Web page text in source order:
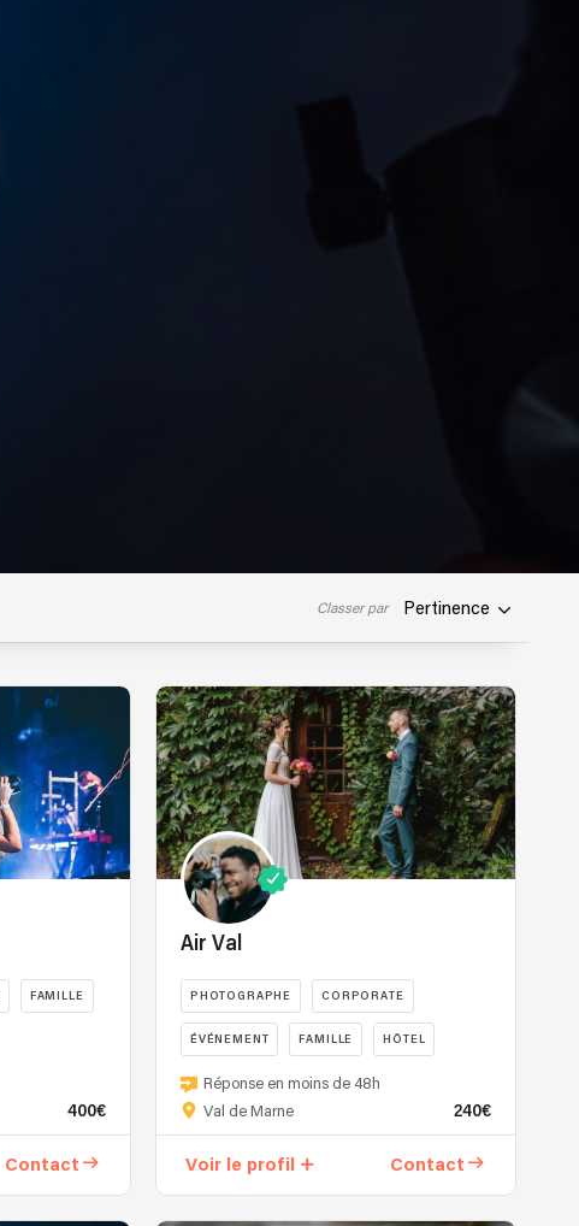
Classer par Pertinence
FAMILLE
400€
Contact
Air Val
PHOTOGRAPHE CORPORATE
ÉVÉNEMENT FAMILLE HÔTEL
Réponse en moins de 48h
Val de Marne
240€
Voir le profil Contact